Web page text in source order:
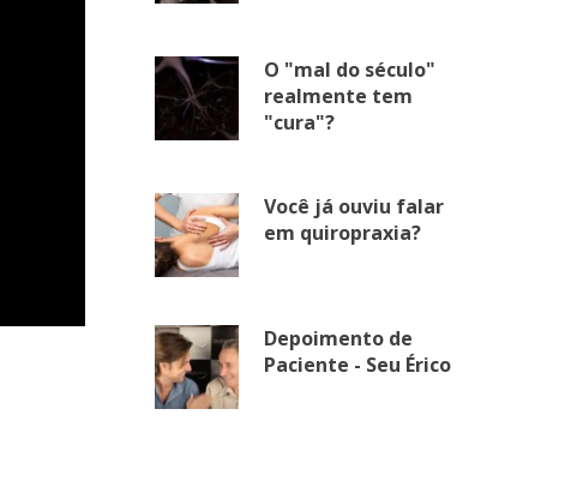
O "mal do século"
realmente tem
"cura"?
Você já ouviu falar
em quiropraxia?
Depoimento de
Paciente - Seu Érico